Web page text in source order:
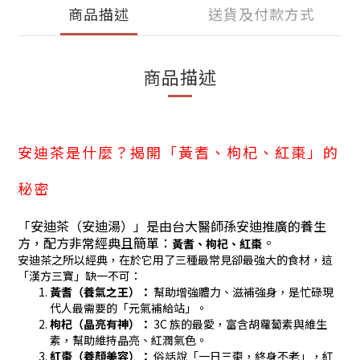
商品描述 送貨及付款方式
商品描述
安迪茶是什麼？揭開「黃耆、枸杞、紅棗」的
秘密
「安迪茶（安迪湯）」是由台大醫師孫安迪推廣的養生
方，配方非常經典且簡單： 黃耆、枸杞、紅棗 。
安迪茶之所以經典，在於它用了三種最常見卻最強大的食材，這
「漢方三寶」缺一不可：
黃耆（養氣之王）： 幫助增強體力、滋補強身，是忙碌現
代人最需要的「元氣補給站」。
枸杞（晶亮有神）： 3C 族的最愛，富含胡蘿蔔素與維生
素，幫助維持晶亮、紅潤氣色。
紅棗（養顏美容）： 俗話說「一日三棗，終身不老」，紅